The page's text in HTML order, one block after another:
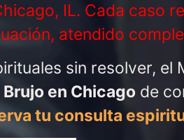
IL. Cada caso
atendido
sin resolver, el
Brujo en Chicagode
tu consulta